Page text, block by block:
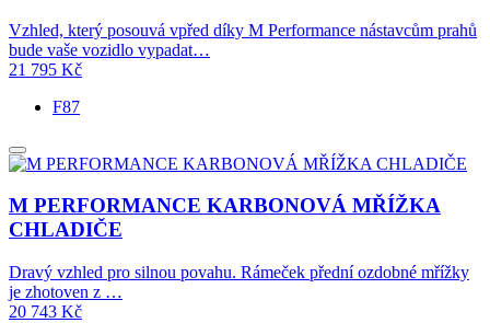
Vzhled, který posouvá vpřed díky M Performance nástavcům prahů
bude vaše vozidlo vypadat…
21 795 Kč
F87
M PERFORMANCE KARBONOVÁ MŘÍŽKA
CHLADIČE
Dravý vzhled pro silnou povahu. Rámeček přední ozdobné mřížky
je zhotoven z …
20 743 Kč